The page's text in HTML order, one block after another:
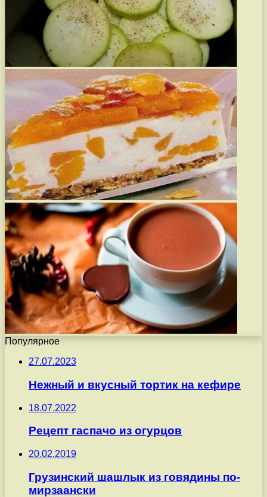
Популярное
27.07.2023
Нежный и вкусный тортик на кефире
18.07.2022
Рецепт гаспачо из огурцов
20.02.2019
Грузинский шашлык из говядины по-
мирзаански